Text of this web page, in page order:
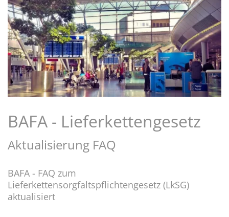
BAFA - Lieferkettengesetz
Aktualisierung FAQ
BAFA - FAQ zum
Lieferkettensorgfaltspflichtengesetz (LkSG)
aktualisiert